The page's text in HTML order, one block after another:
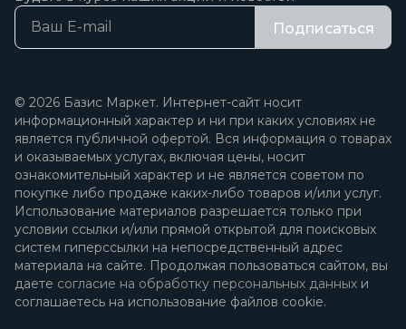
Подписаться
© 2026 Базис Маркет. Интернет-сайт носит
информационный характер и ни при каких условиях не
является публичной офертой. Вся информация о товарах
и оказываемых услугах, включая цены, носит
ознакомительный характер и не является советом по
покупке либо продаже каких-либо товаров и/или услуг.
Использование материалов разрешается только при
условии ссылки и/или прямой открытой для поисковых
систем гиперссылки на непосредственный адрес
материала на сайте. Продолжая пользоваться сайтом, вы
даете согласие на обработку персональных данных и
соглашаетесь на использование файлов cookie.